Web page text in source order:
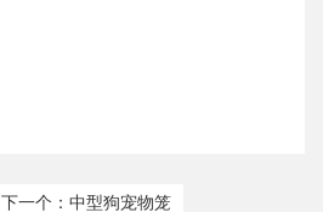
下一个：中型狗宠物笼